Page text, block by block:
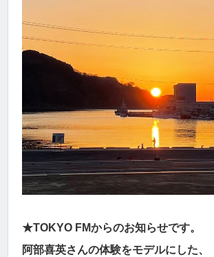
★TOKYO FMからのお知らせです。
阿部喜英さんの体験をモデルにした、